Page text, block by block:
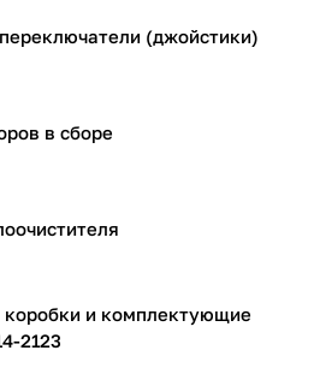
(джойстики)
в сборе
коробки и комплектующие
2123